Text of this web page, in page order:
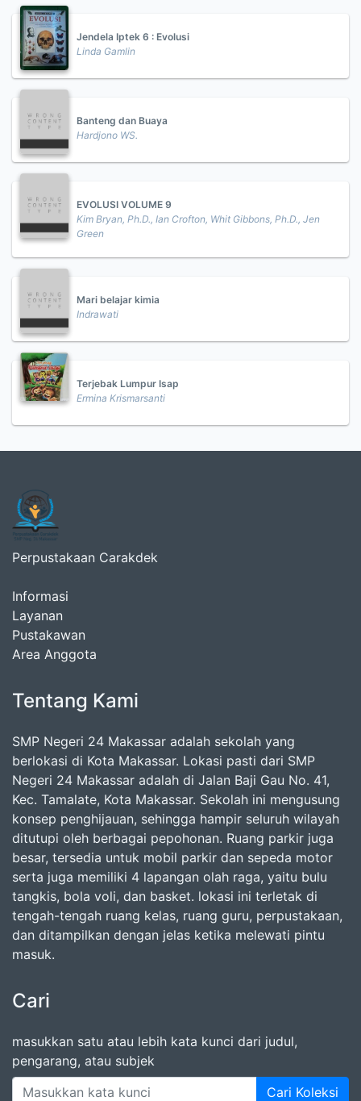
Jendela Iptek 6 : Evolusi
Linda Gamlin
Banteng dan Buaya
Hardjono WS.
EVOLUSI VOLUME 9
Kim Bryan, Ph.D., Ian Crofton, Whit Gibbons, Ph.D., Jen
Green
Mari belajar kimia
Indrawati
Terjebak Lumpur Isap
Ermina Krismarsanti
Perpustakaan Carakdek
Informasi
Layanan
Pustakawan
Area Anggota
Tentang Kami
SMP Negeri 24 Makassar adalah sekolah yang
berlokasi di Kota Makassar. Lokasi pasti dari SMP
Negeri 24 Makassar adalah di Jalan Baji Gau No. 41,
Kec. Tamalate, Kota Makassar. Sekolah ini mengusung
konsep penghijauan, sehingga hampir seluruh wilayah
ditutupi oleh berbagai pepohonan. Ruang parkir juga
besar, tersedia untuk mobil parkir dan sepeda motor
serta juga memiliki 4 lapangan olah raga, yaitu bulu
tangkis, bola voli, dan basket. lokasi ini terletak di
tengah-tengah ruang kelas, ruang guru, perpustakaan,
dan ditampilkan dengan jelas ketika melewati pintu
masuk.
Cari
masukkan satu atau lebih kata kunci dari judul,
pengarang, atau subjek
Cari Koleksi